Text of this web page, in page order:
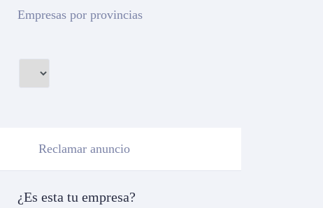
Empresas por provincias
Reclamar anuncio
¿Es esta tu empresa?